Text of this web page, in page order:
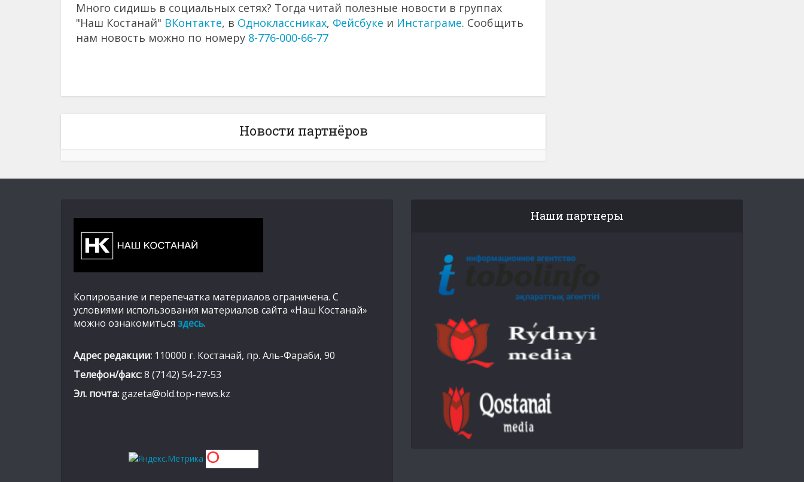
Много сидишь в социальных сетях? Тогда читай полезные новости в группах
"Наш Костанай" ВКонтакте, в Одноклассниках, Фейсбуке и Инстаграме. Сообщить
нам новость можно по номеру 8-776-000-66-77
Новости партнёров
Копирование и перепечатка материалов ограничена. С
условиями использования материалов сайта «Наш Костанай»
можно ознакомиться здесь.
Адрес редакции: 110000 г. Костанай, пр. Аль-Фараби, 90
Телефон/факс:8 (7142) 54-27-53
Эл. почта: gazeta@old.top-news.kz
Наши партнеры